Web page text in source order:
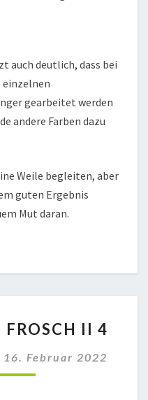
auch deutlich, dass bei
einzelnen
gearbeitet werden
andere Farben dazu
Weile begleiten, aber
guten Ergebnis
Mut daran.
II 4
16. Februar 2022